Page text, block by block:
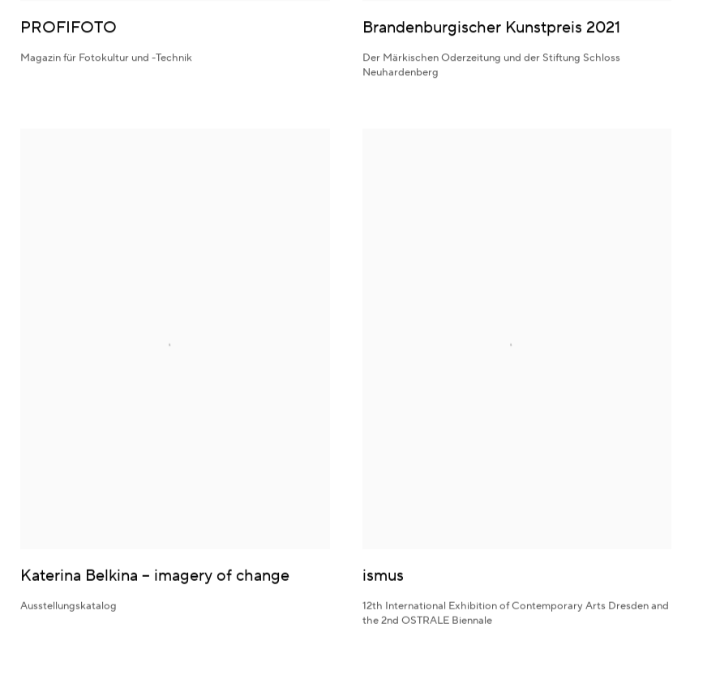
PROFIFOTO
Magazin für Fotokultur und -Technik
Brandenburgischer Kunstpreis 2021
Der Märkischen Oderzeitung und der Stiftung Schloss
Neuhardenberg
Katerina Belkina – imagery of change
Ausstellungskatalog
ismus
12th International Exhibition of Contemporary Arts Dresden and
the 2nd OSTRALE Biennale